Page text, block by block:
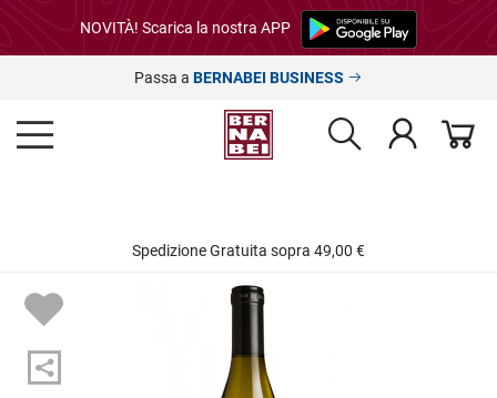
NOVITÀ! Scarica la nostra APP
Passa a BERNABEI BUSINESS
Spedizione Gratuita sopra 49,00 €